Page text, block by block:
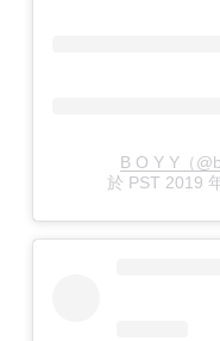
B O Y Y（
於 PST 2019